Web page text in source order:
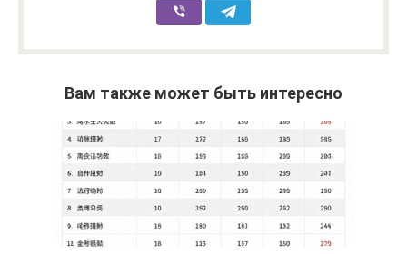
Вам также может быть интересно